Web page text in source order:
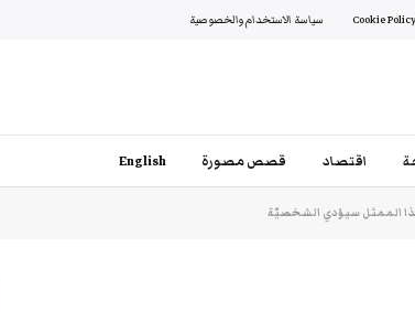
Cookie سياسة الاستخدام والخصوصية
اقتصاد قصص مصورة English
الممثل سيؤدي الشخصيّة